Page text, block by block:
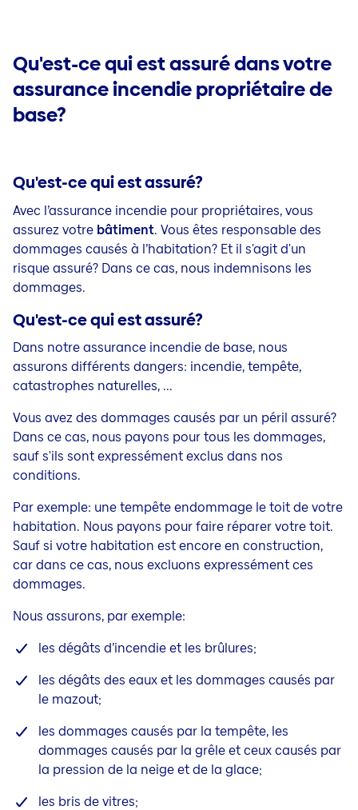
Qu'est-ce qui est assuré dans votre
assurance incendie propriétaire de
base?
Qu'est-ce qui est assuré?
Avec l’assurance incendie pour propriétaires, vous
assurez votre bâtiment. Vous êtes responsable des
dommages causés à l’habitation? Et il s'agit d'un
risque assuré? Dans ce cas, nous indemnisons les
dommages.
Qu'est-ce qui est assuré?
Dans notre assurance incendie de base, nous
assurons différents dangers: incendie, tempête,
catastrophes naturelles, ...
Vous avez des dommages causés par un péril assuré?
Dans ce cas, nous payons pour tous les dommages,
sauf s'ils sont expressément exclus dans nos
conditions.
Par exemple: une tempête endommage le toit de votre
habitation. Nous payons pour faire réparer votre toit.
Sauf si votre habitation est encore en construction,
car dans ce cas, nous excluons expressément ces
dommages.
Nous assurons, par exemple:
les dégâts d’incendie et les brûlures;
les dégâts des eaux et les dommages causés par
le mazout;
les dommages causés par la tempête, les
dommages causés par la grêle et ceux causés par
la pression de la neige et de la glace;
les bris de vitres;